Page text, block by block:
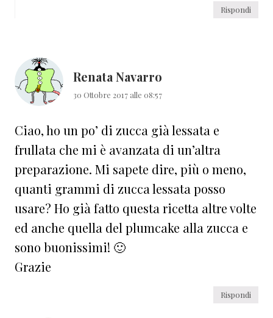
Rispondi
Renata Navarro
30 Ottobre 2017 alle 08:57
Ciao, ho un po’ di zucca già lessata e
frullata che mi è avanzata di un’altra
preparazione. Mi sapete dire, più o meno,
quanti grammi di zucca lessata posso
usare? Ho già fatto questa ricetta altre volte
ed anche quella del plumcake alla zucca e
sono buonissimi! 🙂
Grazie
Rispondi